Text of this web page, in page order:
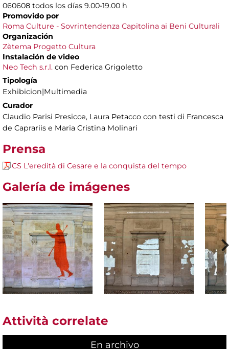
060608 todos los días 9.00-19.00 h
Promovido por
Roma Culture - Sovrintendenza Capitolina ai Beni Culturali
Organización
Zètema Progetto Cultura
Instalación de video
Neo Tech s.r.l. con Federica Grigoletto
Tipología
Exhibicion|Multimedia
Curador
Claudio Parisi Presicce, Laura Petacco con testi di Francesca
de Caprariis e Maria Cristina Molinari
Prensa
CS L'eredità di Cesare e la conquista del tempo
Galería de imágenes
Attività correlate
En archivo